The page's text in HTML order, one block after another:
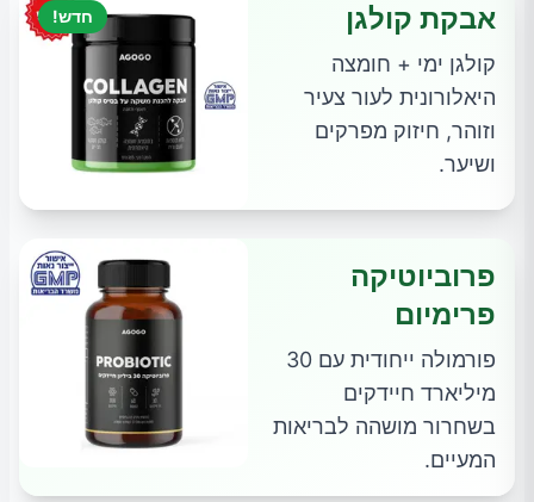
חדש! אבקת קולגן
קולגן ימי + חומצה
היאלורונית לעור צעיר
וזוהר, חיזוק מפרקים
ושיער.
פרוביוטיקה
פרימיום
פורמולה ייחודית עם 30
מיליארד חיידקים
בשחרור מושהה לבריאות
המעיים.